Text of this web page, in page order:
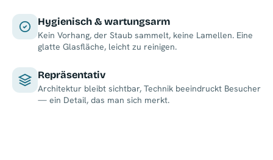
Hygienisch & wartungsarm
Kein Vorhang, der Staub sammelt, keine Lamellen. Eine
glatte Glasfläche, leicht zu reinigen.
Repräsentativ
Architektur bleibt sichtbar, Technik beeindruckt Besucher
— ein Detail, das man sich merkt.